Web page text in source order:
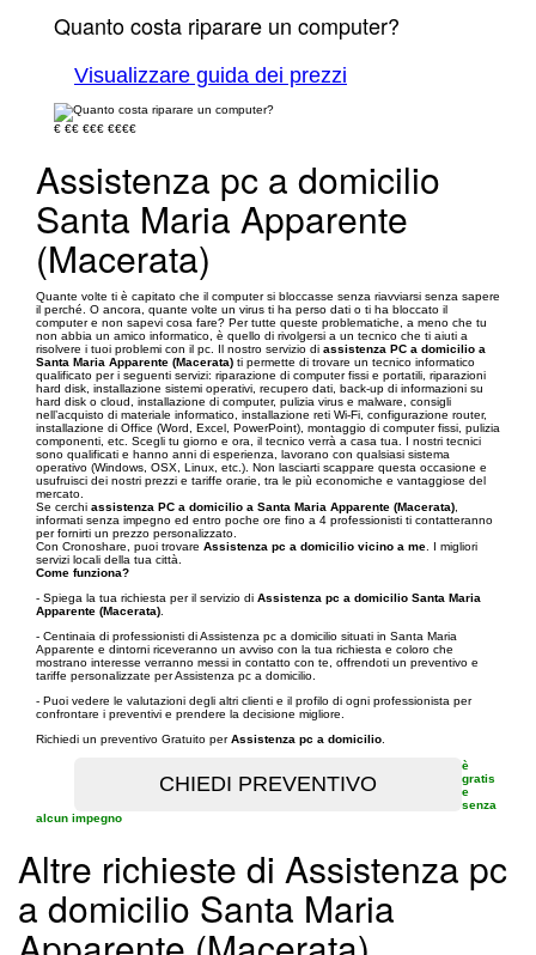
Quanto costa riparare un computer?
Visualizzare guida dei prezzi
€ €€ €€€ €€€€
Assistenza pc a domicilio
Santa Maria Apparente
(Macerata)
Quante volte ti è capitato che il computer si bloccasse senza riavviarsi senza sapere
il perché. O ancora, quante volte un virus ti ha perso dati o ti ha bloccato il
computer e non sapevi cosa fare? Per tutte queste problematiche, a meno che tu
non abbia un amico informatico, è quello di rivolgersi a un tecnico che ti aiuti a
risolvere i tuoi problemi con il pc. Il nostro servizio di assistenza PC a domicilio a
Santa Maria Apparente (Macerata) ti permette di trovare un tecnico informatico
qualificato per i seguenti servizi: riparazione di computer fissi e portatili, riparazioni
hard disk, installazione sistemi operativi, recupero dati, back-up di informazioni su
hard disk o cloud, installazione di computer, pulizia virus e malware, consigli
nell’acquisto di materiale informatico, installazione reti Wi-Fi, configurazione router,
installazione di Office (Word, Excel, PowerPoint), montaggio di computer fissi, pulizia
componenti, etc. Scegli tu giorno e ora, il tecnico verrà a casa tua. I nostri tecnici
sono qualificati e hanno anni di esperienza, lavorano con qualsiasi sistema
operativo (Windows, OSX, Linux, etc.). Non lasciarti scappare questa occasione e
usufruisci dei nostri prezzi e tariffe orarie, tra le più economiche e vantaggiose del
mercato.
Se cerchi assistenza PC a domicilio a Santa Maria Apparente (Macerata)
informati senza impegno ed entro poche ore fino a 4 professionisti ti contatteranno
per fornirti un prezzo personalizzato.
Con Cronoshare, puoi trovare Assistenza pc a domicilio vicino a me . I migliori
servizi locali della tua città.
Come funziona?
- Spiega la tua richiesta per il servizio di Assistenza pc a domicilio Santa Maria
Apparente (Macerata)
- Centinaia di professionisti di Assistenza pc a domicilio situati in Santa Maria
Apparente e dintorni riceveranno un avviso con la tua richiesta e coloro che
mostrano interesse verranno messi in contatto con te, offrendoti un preventivo e
tariffe personalizzate per Assistenza pc a domicilio.
- Puoi vedere le valutazioni degli altri clienti e il profilo di ogni professionista per
confrontare i preventivi e prendere la decisione migliore.
Richiedi un preventivo Gratuito perAssistenza pc a domicilio
è
gratis
e
senza
alcun impegno
Altre richieste di Assistenza pc
a domicilio Santa Maria